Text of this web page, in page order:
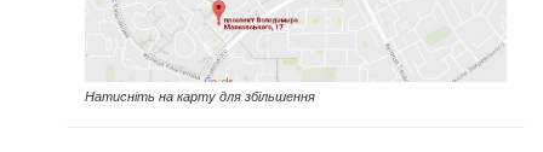
Натисніть на карту для збільшення